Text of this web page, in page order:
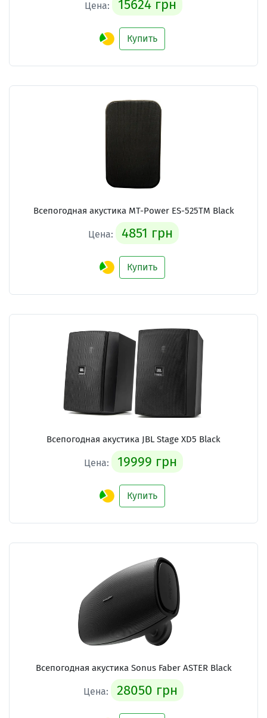
Цена: 15624 грн
Купить
Всепогодная акустика MT-Power ES-525ТM Black
Цена: 4851 грн
Купить
Всепогодная акустика JBL Stage XD5 Black
Цена: 19999 грн
Купить
Всепогодная акустика Sonus Faber ASTER Black
Цена: 28050 грн